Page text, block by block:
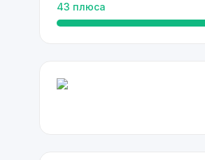
43 плюса